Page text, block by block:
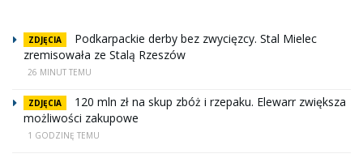
ZDJĘCIA
Podkarpackie derby bez zwycięzcy. Stal Mielec
zremisowała ze Stalą Rzeszów
26 MINUT TEMU
ZDJĘCIA
120 mln zł na skup zbóż i rzepaku. Elewarr zwiększa
możliwości zakupowe
1 GODZINĘ TEMU